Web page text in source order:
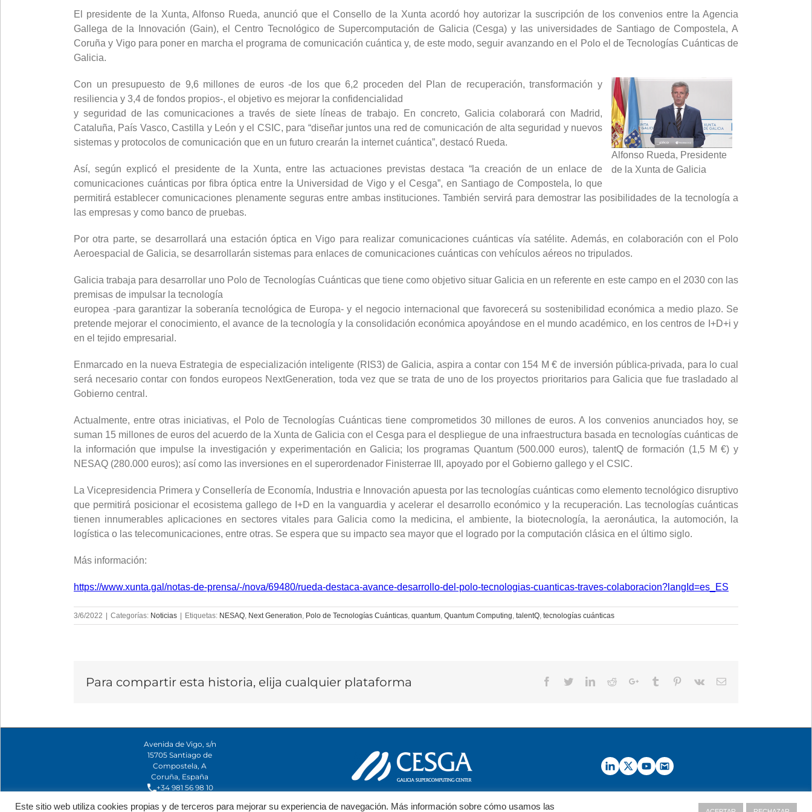
El presidente de la Xunta, Alfonso Rueda, anunció que el Consello de la Xunta acordó hoy autorizar la suscripción de los convenios entre la Agencia
Gallega de la Innovación (Gain), el Centro Tecnológico de Supercomputación de Galicia (Cesga) y las universidades de Santiago de Compostela, A
Coruña y Vigo para poner en marcha el programa de comunicación cuántica y, de este modo, seguir avanzando en el Polo el de Tecnologías Cuánticas de
Galicia.
Alfonso Rueda, Presidente
de la Xunta de Galicia
Con un presupuesto de 9,6 millones de euros -de los que 6,2 proceden del Plan de recuperación, transformación y
resiliencia y 3,4 de fondos propios-, el objetivo es mejorar la confidencialidad
y seguridad de las comunicaciones a través de siete líneas de trabajo. En concreto, Galicia colaborará con Madrid,
Cataluña, País Vasco, Castilla y León y el CSIC, para “diseñar juntos una red de comunicación de alta seguridad y nuevos
sistemas y protocolos de comunicación que en un futuro crearán la internet cuántica”, destacó Rueda.
Así, según explicó el presidente de la Xunta, entre las actuaciones previstas destaca “la creación de un enlace de
comunicaciones cuánticas por fibra óptica entre la Universidad de Vigo y el Cesga”, en Santiago de Compostela, lo que
permitirá establecer comunicaciones plenamente seguras entre ambas instituciones. También servirá para demostrar las posibilidades de la tecnología a
las empresas y como banco de pruebas.
Por otra parte, se desarrollará una estación óptica en Vigo para realizar comunicaciones cuánticas vía satélite. Además, en colaboración con el Polo
Aeroespacial de Galicia, se desarrollarán sistemas para enlaces de comunicaciones cuánticas con vehículos aéreos no tripulados.
Galicia trabaja para desarrollar uno Polo de Tecnologías Cuánticas que tiene como objetivo situar Galicia en un referente en este campo en el 2030 con las
premisas de impulsar la tecnología
europea -para garantizar la soberanía tecnológica de Europa- y el negocio internacional que favorecerá su sostenibilidad económica a medio plazo. Se
pretende mejorar el conocimiento, el avance de la tecnología y la consolidación económica apoyándose en el mundo académico, en los centros de I+D+i y
en el tejido empresarial.
Enmarcado en la nueva Estrategia de especialización inteligente (RIS3) de Galicia, aspira a contar con 154 M € de inversión pública-privada, para lo cual
será necesario contar con fondos europeos NextGeneration, toda vez que se trata de uno de los proyectos prioritarios para Galicia que fue trasladado al
Gobierno central.
Actualmente, entre otras iniciativas, el Polo de Tecnologías Cuánticas tiene comprometidos 30 millones de euros. A los convenios anunciados hoy, se
suman 15 millones de euros del acuerdo de la Xunta de Galicia con el Cesga para el despliegue de una infraestructura basada en tecnologías cuánticas de
la información que impulse la investigación y experimentación en Galicia; los programas Quantum (500.000 euros), talentQ de formación (1,5 M €) y
NESAQ (280.000 euros); así como las inversiones en el superordenador Finisterrae III, apoyado por el Gobierno gallego y el CSIC.
La Vicepresidencia Primera y Consellería de Economía, Industria e Innovación apuesta por las tecnologías cuánticas como elemento tecnológico disruptivo
que permitirá posicionar el ecosistema gallego de I+D en la vanguardia y acelerar el desarrollo económico y la recuperación. Las tecnologías cuánticas
tienen innumerables aplicaciones en sectores vitales para Galicia como la medicina, el ambiente, la biotecnología, la aeronáutica, la automoción, la
logística o las telecomunicaciones, entre otras. Se espera que su impacto sea mayor que el logrado por la computación clásica en el último siglo.
Más información:
https://www.xunta.gal/notas-de-prensa/-/nova/69480/rueda-destaca-avance-desarrollo-del-polo-tecnologias-cuanticas-traves-colaboracion?langId=es_ES
3/6/2022 Categorías: Noticias Etiquetas: NESAQ, Next Generation, Polo de Tecnologías Cuánticas, quantum, Quantum Computing, talentQ, tecnologías cuánticas
Para compartir esta historia, elija cualquier plataforma Facebook
TwitterLinkedIn
RedditGoogle+Tumblr Pinterest
Vk Email
Avenida de Vigo, s/n
15705 Santiago de
Compostela, A
Coruña, España
+34 981 56 98 10
Este sitio web utiliza cookies propias y de terceros para mejorar su experiencia de navegación. Más información sobre cómo usamos las